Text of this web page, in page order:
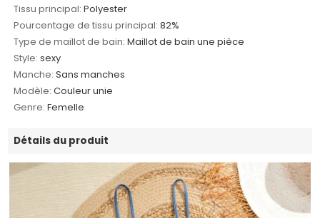
Tissu principal: Polyester
Pourcentage de tissu principal: 82%
Type de maillot de bain: Maillot de bain une pièce
Style: sexy
Manche: Sans manches
Modèle: Couleur unie
Genre: Femelle
Détails du produit